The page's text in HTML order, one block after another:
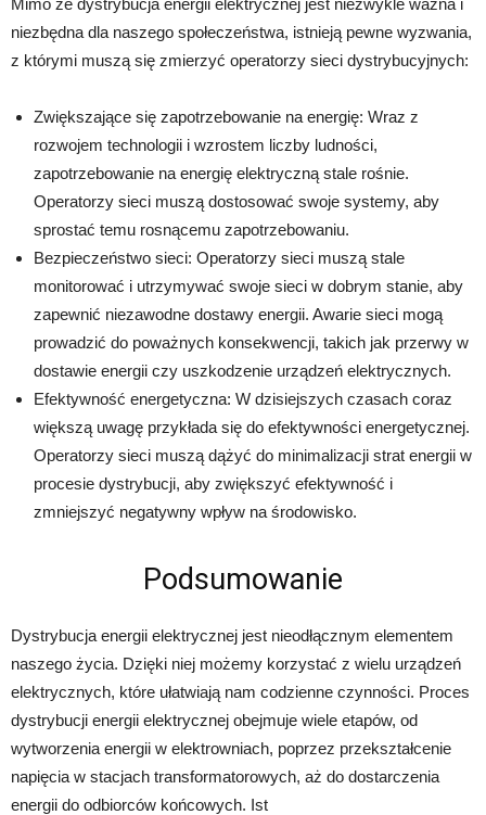
niezbędna dla naszego społeczeństwa, istnieją pewne wyzwania,
z którymi muszą się zmierzyć operatorzy sieci dystrybucyjnych:
Zwiększające się zapotrzebowanie na energię: Wraz z
rozwojem technologii i wzrostem liczby ludności,
zapotrzebowanie na energię elektryczną stale rośnie.
Operatorzy sieci muszą dostosować swoje systemy, aby
sprostać temu rosnącemu zapotrzebowaniu.
Bezpieczeństwo sieci: Operatorzy sieci muszą stale
monitorować i utrzymywać swoje sieci w dobrym stanie, aby
zapewnić niezawodne dostawy energii. Awarie sieci mogą
prowadzić do poważnych konsekwencji, takich jak przerwy w
dostawie energii czy uszkodzenie urządzeń elektrycznych.
Efektywność energetyczna: W dzisiejszych czasach coraz
większą uwagę przykłada się do efektywności energetycznej.
Operatorzy sieci muszą dążyć do minimalizacji strat energii w
procesie dystrybucji, aby zwiększyć efektywność i
zmniejszyć negatywny wpływ na środowisko.
Podsumowanie
Dystrybucja energii elektrycznej jest nieodłącznym elementem
naszego życia. Dzięki niej możemy korzystać z wielu urządzeń
elektrycznych, które ułatwiają nam codzienne czynności. Proces
dystrybucji energii elektrycznej obejmuje wiele etapów, od
wytworzenia energii w elektrowniach, poprzez przekształcenie
napięcia w stacjach transformatorowych, aż do dostarczenia
energii do odbiorców końcowych. Ist